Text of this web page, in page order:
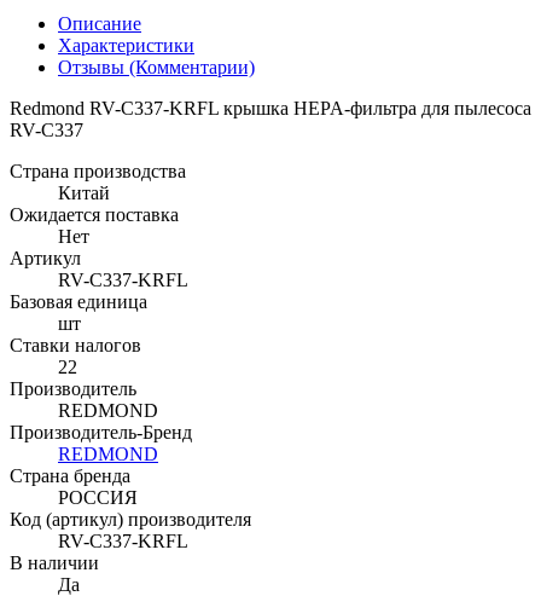
Описание
Характеристики
Отзывы (Комментарии)
Redmond RV-C337-KRFL крышка HEPA-фильтра для пылесоса
RV-C337
Страна производства
Китай
Ожидается поставка
Нет
Артикул
RV-C337-KRFL
Базовая единица
шт
Ставки налогов
22
Производитель
REDMOND
Производитель-Бренд
REDMOND
Страна бренда
РОССИЯ
Код (артикул) производителя
RV-C337-KRFL
В наличии
Да